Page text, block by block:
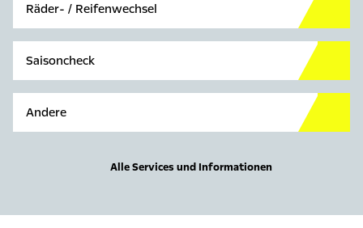
Räder- / Reifenwechsel
Saisoncheck
Andere
Alle Services und Informationen